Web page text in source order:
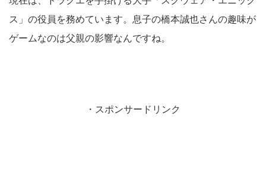
ス」の役員を務めています。息子の橋本誠也さんの趣味が
ゲームなのは父親の影響なんですね。
・スポンサードリンク